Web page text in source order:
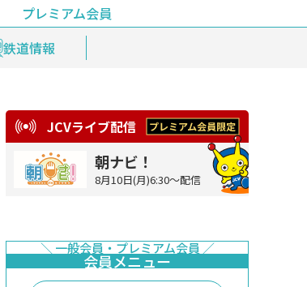
鉄道情報
プレミアム会員
JCVライブ配信
朝ナビ！
8月10日(月)6:30～配信